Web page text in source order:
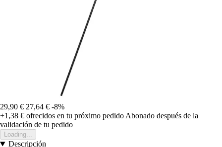
29,90 € 27,64 € -8%
+1,38 € ofrecidos en tu próximo pedido Abonado después de la
validación de tu pedido
Loading...
Descripción